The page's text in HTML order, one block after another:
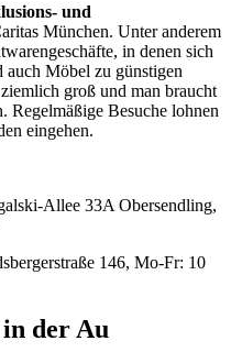
und
München. Unter anderem
in denen sich
auch Möbel zu günstigen
groß und man braucht
Regelmäßige Besuche lohnen
eingehen.
Allee 33A Obersendling,
146, Mo-Fr: 10
in der Au